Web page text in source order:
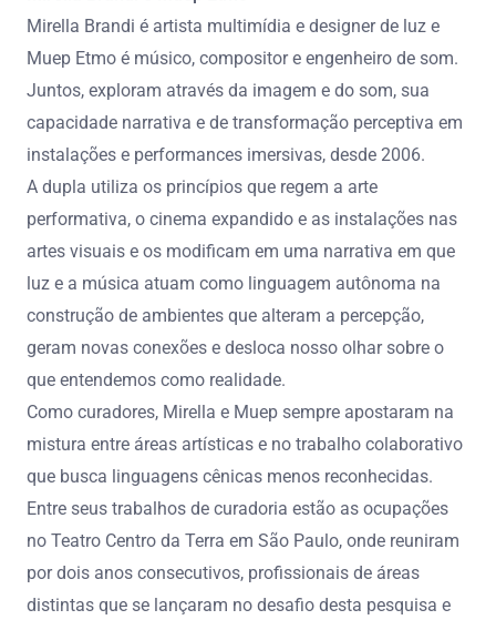
Mirella Brandi é artista multimídia e designer de luz e
Muep Etmo é músico, compositor e engenheiro de som.
Juntos, exploram através da imagem e do som, sua
capacidade narrativa e de transformação perceptiva em
instalações e performances imersivas, desde 2006.
A dupla utiliza os princípios que regem a arte
performativa, o cinema expandido e as instalações nas
artes visuais e os modificam em uma narrativa em que
luz e a música atuam como linguagem autônoma na
construção de ambientes que alteram a percepção,
geram novas conexões e desloca nosso olhar sobre o
que entendemos como realidade.
Como curadores, Mirella e Muep sempre apostaram na
mistura entre áreas artísticas e no trabalho colaborativo
que busca linguagens cênicas menos reconhecidas.
Entre seus trabalhos de curadoria estão as ocupações
no Teatro Centro da Terra em São Paulo, onde reuniram
por dois anos consecutivos, profissionais de áreas
distintas que se lançaram no desafio desta pesquisa e